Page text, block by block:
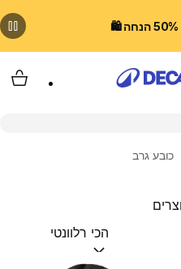
כובע גרב
מיין לפי:(optional)